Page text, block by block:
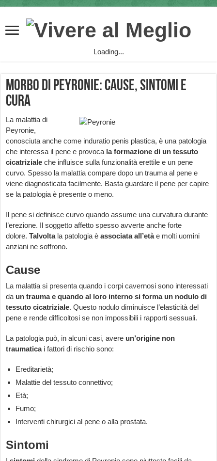
Loading...
Morbo di Peyronie: cause, sintomi e
cura
La malattia di
Peyronie,
conosciuta anche come induratio penis plastica, è una patologia
che interessa il pene e provoca la formazione di un tessuto
cicatriziale che influisce sulla funzionalità erettile e un pene
curvo. Spesso la malattia compare dopo un trauma al pene e
viene diagnosticata facilmente. Basta guardare il pene per capire
se la patologia è presente o meno.
Il pene si definisce curvo quando assume una curvatura durante
l’erezione. Il soggetto affetto spesso avverte anche forte
dolore.Talvoltala patologia èassociata all’etàe molti uomini
anziani ne soffrono.
Cause
La malattia si presenta quando i corpi cavernosi sono interessati
da un trauma e quando al loro interno si forma un nodulo di
tessuto cicatriziale. Questo nodulo diminuisce l’elasticità del
pene e rende difficoltosi se non impossibili i rapporti sessuali.
La patologia può, in alcuni casi, avere un’origine non
traumaticai fattori di rischio sono:
Ereditarietà;
Malattie del tessuto connettivo;
Età;
Fumo;
Interventi chirurgici al pene o alla prostata.
Sintomi